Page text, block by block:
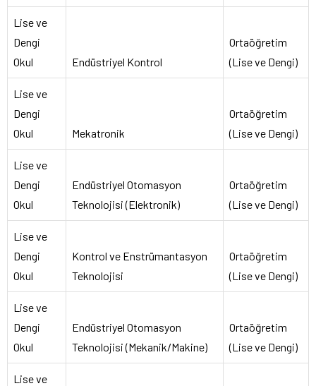
Lise ve
Dengi
Okul
Endüstriyel Kontrol
Ortaöğretim
(Lise ve Dengi)
Lise ve
Dengi
Okul
Mekatronik
Ortaöğretim
(Lise ve Dengi)
Lise ve
Dengi
Okul
Endüstriyel Otomasyon
Teknolojisi (Elektronik)
Ortaöğretim
(Lise ve Dengi)
Lise ve
Dengi
Okul
Kontrol ve Enstrümantasyon
Teknolojisi
Ortaöğretim
(Lise ve Dengi)
Lise ve
Dengi
Okul
Endüstriyel Otomasyon
Teknolojisi (Mekanik/Makine)
Ortaöğretim
(Lise ve Dengi)
Lise ve